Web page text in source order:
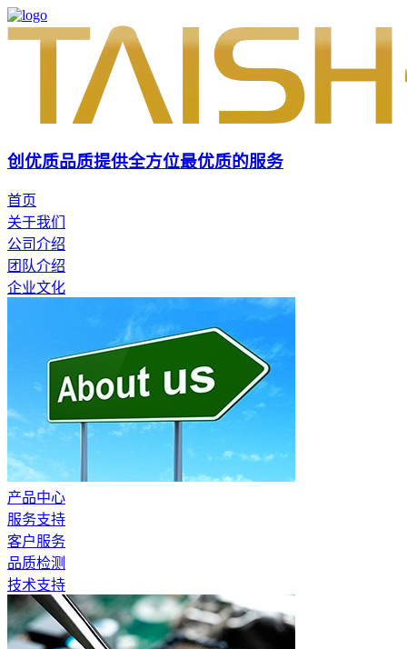
创优质品质提供全方位最优质的服务
首页
关于我们
公司介绍
团队介绍
企业文化
产品中心
服务支持
客户服务
品质检测
技术支持